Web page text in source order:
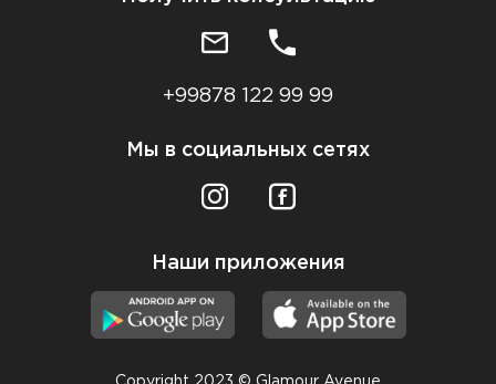
+99878 122 99 99
Мы в социальных сетях
Наши приложения